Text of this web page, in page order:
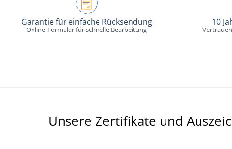
Garantie für einfache Rücksendung
Online-Formular für schnelle Bearbeitung
10
Unsere Zertifikate und